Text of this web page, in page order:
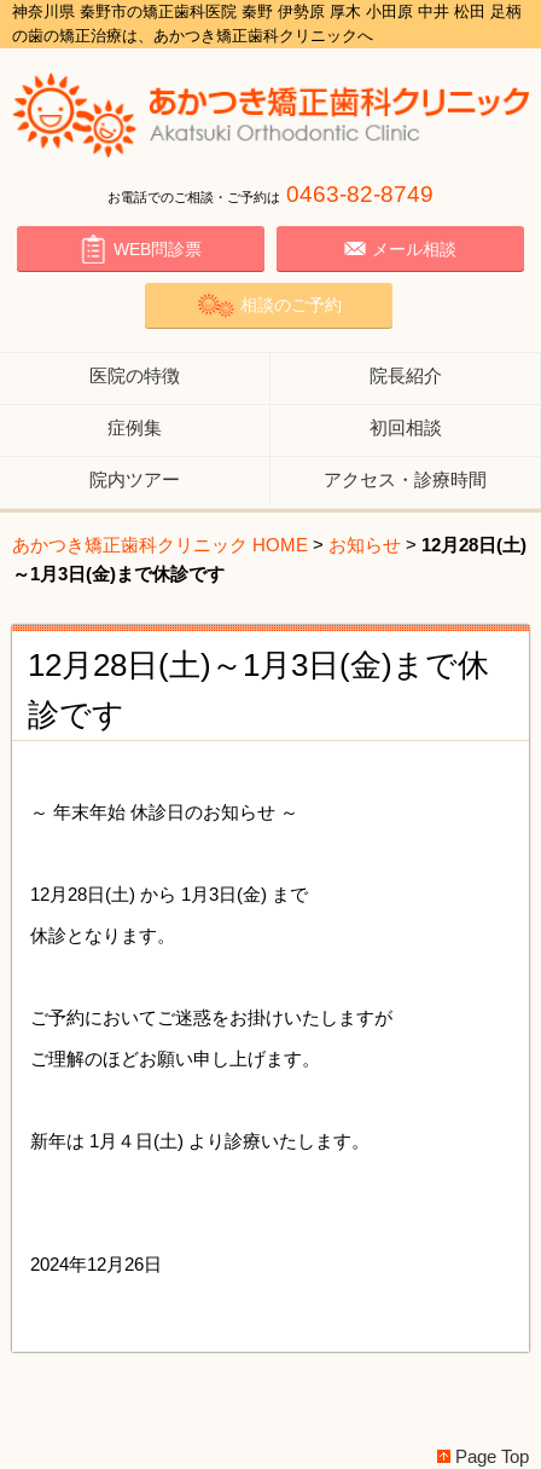
神奈川県 秦野市の矯正歯科医院 秦野 伊勢原 厚木 小田原 中井 松田 足柄
の歯の矯正治療は、あかつき矯正歯科クリニックへ
お電話でのご相談・ご予約は 0463-82-8749
WEB問診票 メール相談
相談のご予約
医院の特徴 院長紹介
症例集 初回相談
院内ツアー アクセス・診療時間
あかつき矯正歯科クリニック HOME > お知らせ > 12月28日(土)
～1月3日(金)まで休診です
12月28日(土)～1月3日(金)まで休
診です
～ 年末年始 休診日のお知らせ ～
12月28日(土) から 1月3日(金) まで
休診となります。
ご予約においてご迷惑をお掛けいたしますが
ご理解のほどお願い申し上げます。
新年は 1月４日(土) より診療いたします。
2024年12月26日
Page Top